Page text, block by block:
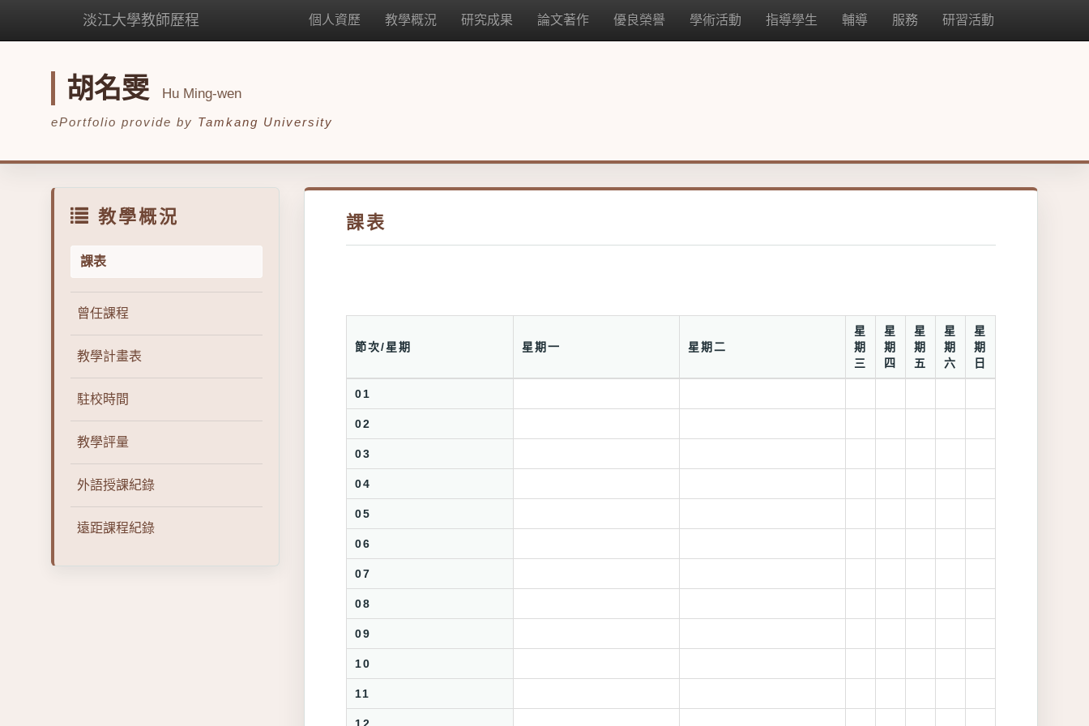
淡江大學教師歷程 個人資歷 教學概況 研究成果 論文著作 優良榮譽 學術活動 指導學生 輔導 服務 研習活動
胡名雯 Hu Ming-wen
ePortfolio provide by Tamkang University
教學概況
課表
曾任課程
教學計畫表
駐校時間
教學評量
外語授課紀錄
遠距課程紀錄
課表
節次/星期 星期一 星期二
星
期
三
星
期
四
星
期
五
星
期
六
星
期
日
01
02
03
04
05
06
07
08
09
10
11